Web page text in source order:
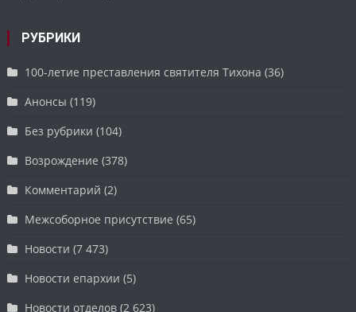
РУБРИКИ
100-летие преставления святителя Тихона (36)
Анонсы (119)
Без рубрики (104)
Возрождение (378)
Комментарий (2)
Межсоборное присутствие (65)
Новости (7 473)
Новости епархии (5)
Новости отделов (2 623)